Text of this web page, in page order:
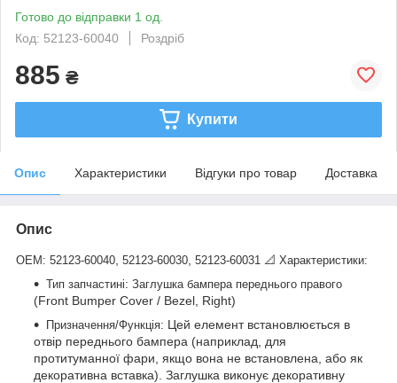
Готово до відправки 1 од.
Код: 52123-60040
Роздріб
885 ₴
Купити
Опис Характеристики Відгуки про товар Доставка
Опис
OEM: 52123-60040 52123-60030 52123-60031 📐 Характеристики:
Тип запчастині: Заглушка бампера переднього правого
(Front Bumper Cover / Bezel, Right)
Призначення/Функція: Цей елемент встановлюється в
отвір переднього бампера (наприклад, для
протитуманної фари, якщо вона не встановлена, або як
декоративна вставка). Заглушка виконує декоративну